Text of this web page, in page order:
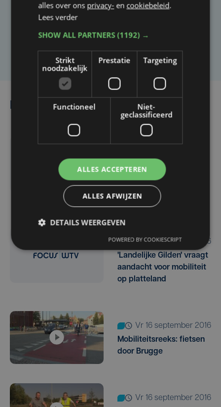
Heb je een taal- of schrijffout opgemerkt in dit
Laat het ons weten
Lees ook
zo 22 september 2019
5 West-Vlaamse steden
doen mee aan autoloze
zondag
vr 16 september 2016
'Landelijke Gilden' vraagt
aandacht voor mobiliteit
op platteland
vr 16 september 2016
Mobiliteitsreeks: fietsen
door Brugge
vr 16 september 2016
alles over ons privacy- en cookiebeleid.
Lees verder
SHOW ALL PARTNERS(1192) →
Strikt
noodzakelijk
Prestatie Targeting
Functioneel
Niet-
geclassificeerd
ALLES ACCEPTEREN
ALLES AFWIJZEN
DETAILS WEERGEVEN
POWERED BY COOKIESCRIPT